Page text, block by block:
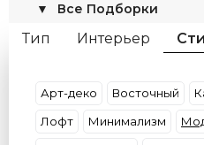
Все Подборки
▼
Тип Интерьер
Размер
Материал
Бренд
Страны
Арт-деко Восточный
Лофт
Минимализм